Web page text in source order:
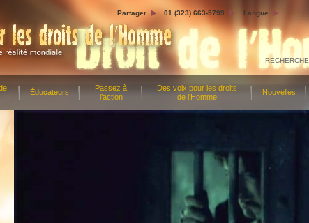
Partager 01 (323) 663-5799 Langue
RECHERCHE
Éducateurs
Passez à
l’action
Des voix pour les droits
de l’Homme
Nouvelles